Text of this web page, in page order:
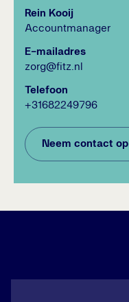
Rein Kooij
Accountmanager
E-mailadres
zorg@fitz.nl
Telefoon
+31682249796
Neem contact op